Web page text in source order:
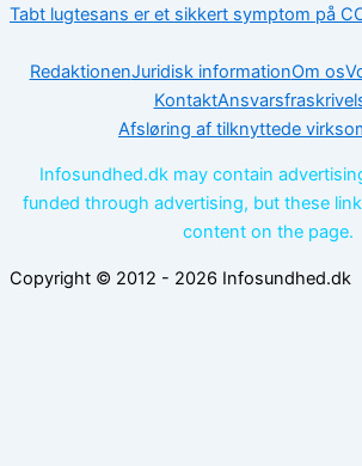
Tabt lugtesans er et sikkert symptom på
RedaktionenJuridisk informationOm os
Kontakt
Afsløring af tilknyttede
Infosundhed.dk may contain
funded through advertising, but these
content on the page.
Copyright © 2012 - 2026 Infosundhed.dk